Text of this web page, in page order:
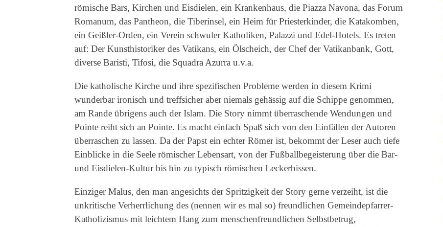
römische Bars, Kirchen und Eisdielen, ein Krankenhaus, die Piazza Navona, das Forum
Romanum, das Pantheon, die Tiberinsel, ein Heim für Priesterkinder, die Katakomben,
ein Geißler-Orden, ein Verein schwuler Katholiken, Palazzi und Edel-Hotels. Es treten
auf: Der Kunsthistoriker des Vatikans, ein Ölscheich, der Chef der Vatikanbank, Gott,
diverse Baristi, Tifosi, die Squadra Azurra u.v.a.
Die katholische Kirche und ihre spezifischen Probleme werden in diesem Krimi
wunderbar ironisch und treffsicher aber niemals gehässig auf die Schippe genommen,
am Rande übrigens auch der Islam. Die Story nimmt überraschende Wendungen und
Pointe reiht sich an Pointe. Es macht einfach Spaß sich von den Einfällen der Autoren
überraschen zu lassen. Da der Papst ein echter Römer ist, bekommt der Leser auch tiefe
Einblicke in die Seele römischer Lebensart, von der Fußballbegeisterung über die Bar-
und Eisdielen-Kultur bis hin zu typisch römischen Leckerbissen.
Einziger Malus, den man angesichts der Spritzigkeit der Story gerne verzeiht, ist die
unkritische Verherrlichung des (nennen wir es mal so) freundlichen Gemeindepfarrer-
Katholizismus mit leichtem Hang zum menschenfreundlichen Selbstbetrug,